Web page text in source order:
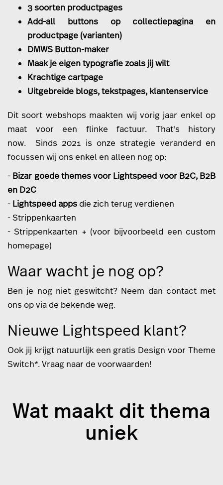
3 soorten productpages
Add-all buttons op collectiepagina en
productpage (varianten)
DMWS Button-maker
Maak je eigen typografie zoals jij wilt
Krachtige cartpage
Uitgebreide blogs, tekstpages, klantenservice
Dit soort webshops maakten wij vorig jaar enkel op
maat voor een flinke factuur. That's history
now. Sinds 2021 is onze strategie veranderd en
focussen wij ons enkel en alleen nog op:
- Bizar goede themes voor Lightspeed voor B2C, B2B
en D2C
- Lightspeed apps die zich terug verdienen
- Strippenkaarten
- Strippenkaarten + (voor bijvoorbeeld een custom
homepage)
Waar wacht je nog op?
Ben je nog niet geswitcht? Neem dan contact met
ons op via de bekende weg.
Nieuwe Lightspeed klant?
Ook jij krijgt natuurlijk een gratis Design voor Theme
Switch*. Vraag naar de voorwaarden!
Wat maakt dit thema
uniek